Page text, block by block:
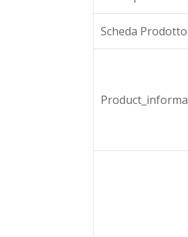
Scheda Prodotto